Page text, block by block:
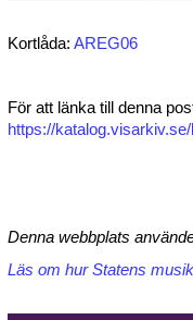
Kortlåda: AREG06
För att länka till denna
https://
Denna webbplats
Läs om hur Statens